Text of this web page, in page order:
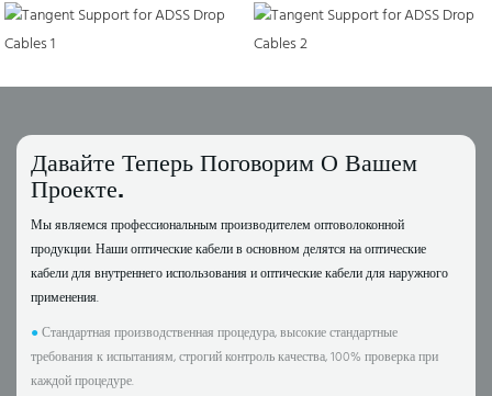
Давайте Теперь Поговорим О Вашем
Проекте.
Мы являемся профессиональным производителем оптоволоконной
продукции. Наши оптические кабели в основном делятся на оптические
кабели для внутреннего использования и оптические кабели для наружного
применения.
●Стандартная производственная процедура, высокие стандартные
требования к испытаниям, строгий контроль качества, 100% проверка при
каждой процедуре.